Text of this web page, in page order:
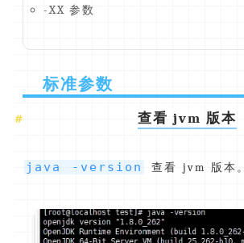
-XX 参数
标准参数
查看 jvm 版本
java -version 查看 jvm 版本。